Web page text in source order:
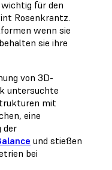
für den
Rosenkrantz.
wenn sie
sie ihre
von 3D-
untersuchte
mit
eine
der
und stießen
bei